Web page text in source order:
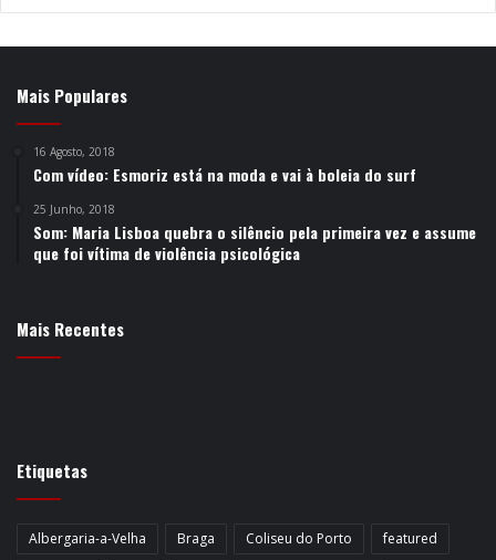
Mais Populares
16 Agosto, 2018
Com vídeo: Esmoriz está na moda e vai à boleia do surf
25 Junho, 2018
Som: Maria Lisboa quebra o silêncio pela primeira vez e assume
que foi vítima de violência psicológica
Mais Recentes
Etiquetas
Albergaria-a-Velha Braga Coliseu do Porto
featured